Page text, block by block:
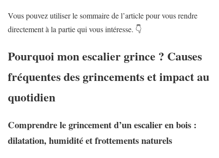
Vous pouvez utiliser le sommaire de l’article pour vous rendre
directement à la partie qui vous intéresse. 👇
Pourquoi mon escalier grince ? Causes
fréquentes des grincements et impact au
quotidien
Comprendre le grincement d’un escalier en bois :
dilatation, humidité et frottements naturels